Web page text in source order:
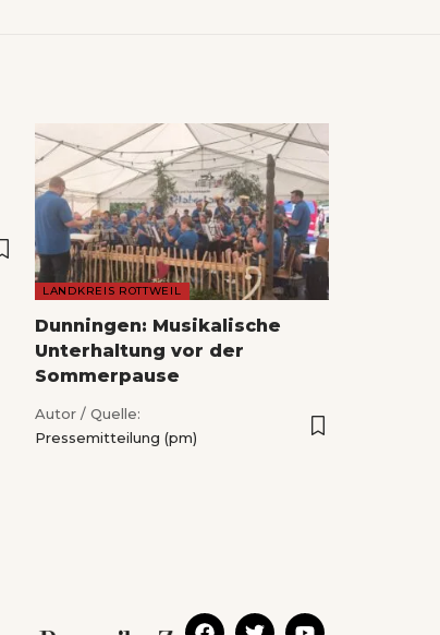
LANDKREIS ROTTWEIL
Dunningen: Musikalische
Unterhaltung vor der
Sommerpause
Autor / Quelle:
Pressemitteilung (pm)